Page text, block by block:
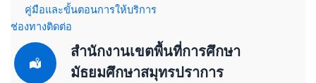
คู่มือและขั้นตอนการให้บริการ
ช่องทางติดต่อ
สำนักงานเขตพื้นที่การศึกษา
มัธยมศึกษาสมุทรปราการ